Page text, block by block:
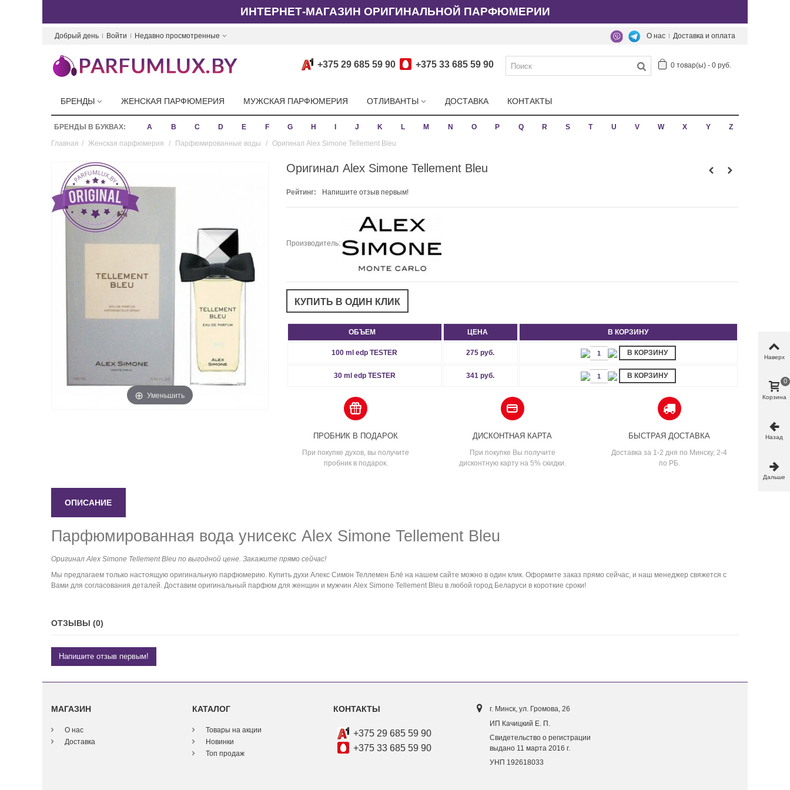
ИНТЕРНЕТ-МАГАЗИН ОРИГИНАЛЬНОЙ ПАРФЮМЕРИИ
Добрый день Войти Недавно просмотренные Доставка и оплата
О нас
0 товар(ы) - 0 руб.
+375 29 685 59 90 +375 33 685 59 90
БРЕНДЫ ЖЕНСКАЯ ПАРФЮМЕРИЯ МУЖСКАЯ ПАРФЮМЕРИЯ ОТЛИВАНТЫ ДОСТАВКА КОНТАКТЫ
БРЕНДЫ В БУКВАХ: A B C D E F G H J K L M N O P Q R S T U V W X Y
Z
Главная / Женская парфюмерия / Парфюмированные воды / Оригинал Alex Simone Tellement Bleu
Уменьшить
Оригинал Alex Simone Tellement Bleu
Рейтинг: Напишите отзыв первым!
Производитель:
ОБЪЕМ ЦЕНА В КОРЗИНУ
100 ml edp TESTER 275 руб. В КОРЗИНУ
30 ml edp TESTER 341 руб. В КОРЗИНУ
ПРОБНИК В ПОДАРОК
При покупке духов, вы получите
пробник в подарок.
ДИСКОНТНАЯ КАРТА
При покупке Вы получите
дисконтную карту на 5% скидки.
БЫСТРАЯ ДОСТАВКА
Доставка за 1-2 дня по Минску, 2-4
по РБ.
ОПИСАНИЕ
Парфюмированная вода унисекс Alex Simone Tellement Bleu
Оригинал Alex Simone Tellement Bleu по выгодной цене. Закажите прямо сейчас!
Мы предлагаем только настоящую оригинальную парфюмерию. Купить духи Алекс Симон Теллемен Блё на нашем сайте можно в один клик. Оформите заказ прямо сейчас, и наш менеджер свяжется с
Вами для согласования деталей. Доставим оригинальный парфюм для женщин и мужчин Alex Simone Tellement Bleu в любой город Беларуси в короткие сроки!
ОТЗЫВЫ (0)
Напишите отзыв первым!
МАГАЗИН
О нас
Доставка
КАТАЛОГ
Товары на акции
Новинки
Топ продаж
КОНТАКТЫ
+375 29 685 59 90
+375 33 685 59 90
г. Минск, ул. Громова, 26
ИП Качицкий Е. П.
Свидетельство о регистрации
выдано 11 марта 2016 г.
УНП 192618033
Наверх
Корзина
0
Назад
Дальше